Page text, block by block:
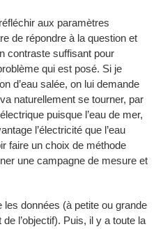
aux paramètres
de répondre à la question et
contraste suffisant pour
qui est posé. Si je
d’eau salée, on lui demande
naturellement se tourner, par
puisque l’eau de mer,
l’électricité que l’eau
faire un choix de méthode
une campagne de mesure et
données (à petite ou grande
l’objectif). Puis, il y a toute la